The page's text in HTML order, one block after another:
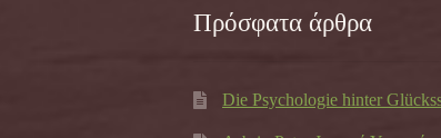
Πρόσφατα άρθρα
Die Psychologie hinter